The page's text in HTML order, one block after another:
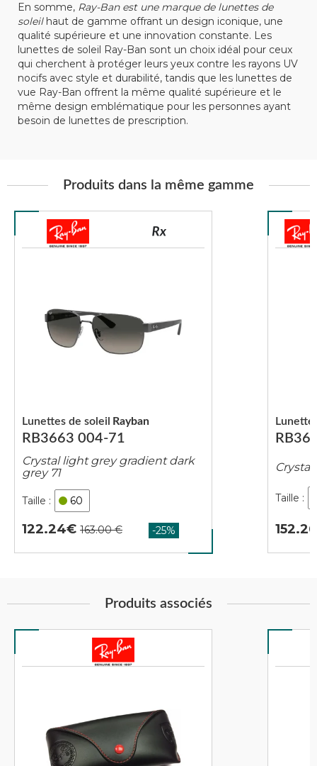
En somme, Ray-Ban est une marque de lunettes de
soleilhaut de gamme offrant un design iconique, une
qualité supérieure et une innovation constante. Les
lunettes de soleil Ray-Ban sont un choix idéal pour ceux
qui cherchent à protéger leurs yeux contre les rayons UV
nocifs avec style et durabilité, tandis que les lunettes de
vue Ray-Ban offrent la même qualité supérieure et le
même design emblématique pour les personnes ayant
besoin de lunettes de prescription.
Produits dans la même gamme
RB3663 004-71
Lunettes de soleil Rayban
Crystal light grey gradient dark
grey 71
60
122.24
Crystal
152.26
Produits associés